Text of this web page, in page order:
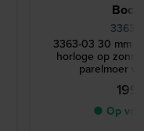
3363-
3363-03 30 mm
horloge op
parelmoer
● Op